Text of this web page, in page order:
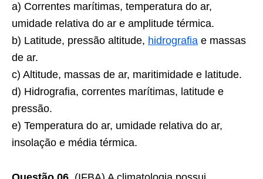
a) Correntes marítimas, temperatura do ar,
umidade relativa do ar e amplitude térmica.
b) Latitude, pressão altitude, hidrografia e massas
de ar.
c) Altitude, massas de ar, maritimidade e latitude.
d) Hidrografia, correntes marítimas, latitude e
pressão.
e) Temperatura do ar, umidade relativa do ar,
insolação e média térmica.